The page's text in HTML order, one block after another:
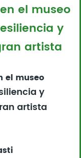
el museo
y
artista
el museo
y
artista